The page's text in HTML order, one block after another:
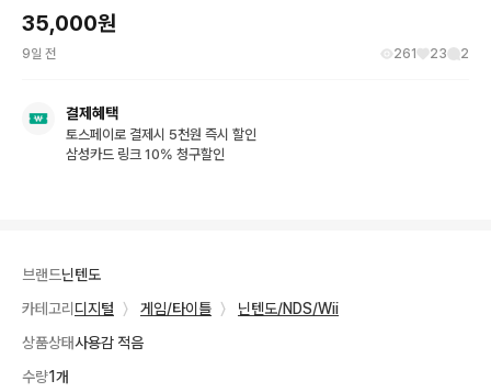
35,000원
9일 전 261 23 2
결제혜택
토스페이로 결제시 5천원 즉시 할인
삼성카드 링크 10% 청구할인
브랜드닌텐도
카테고리 디지털 〉 게임/타이틀 〉
닌텐도/NDS/Wii
상품상태사용감 적음
수량1개